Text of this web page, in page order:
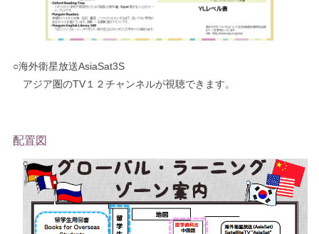
○海外衛星放送AsiaSat3S
アジア圏のTV１２チャンネルが視聴できます。
配置図